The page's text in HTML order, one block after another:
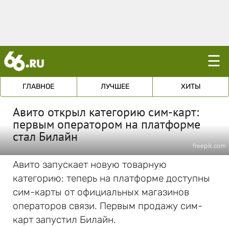
☰
ГЛАВНОЕ ЛУЧШЕЕ ХИТЫ
Авито открыл категорию сим-карт:
первым оператором на платформе
стал Билайн
freepik.com
Авито запускает новую товарную
категорию: теперь на платформе доступны
сим-карты от официальных магазинов
операторов связи. Первым продажу сим-
карт запустил Билайн.